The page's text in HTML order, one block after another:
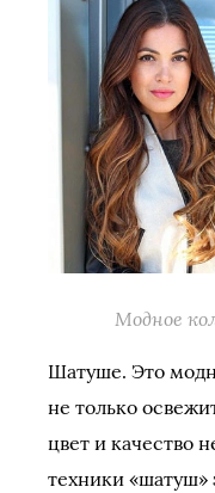
Модное
Шатуше. Это
не только
цвет и качество
техники «шатуш»